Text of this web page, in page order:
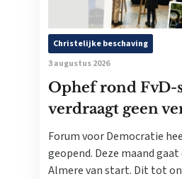
Christelijke beschaving
3 augustus 2026
Ophef rond FvD-
verdraagt geen
Forum voor Democratie
geopend. Deze maand
Almere van start. Dit tot